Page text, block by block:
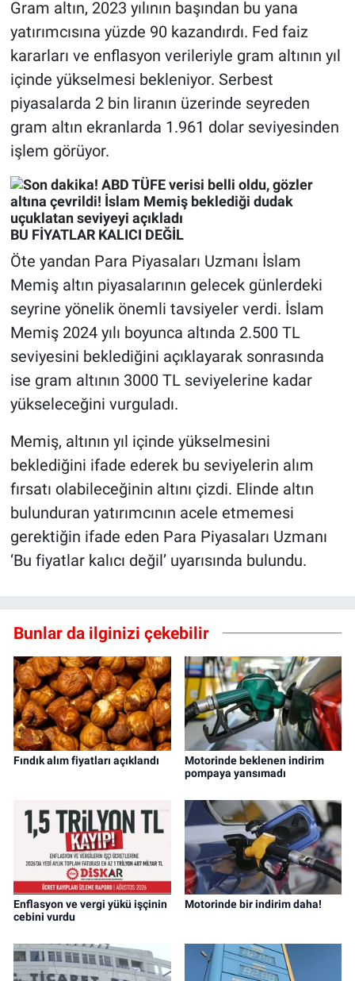
Gram altın, 2023 yılının başından bu yana
yatırımcısına yüzde 90 kazandırdı. Fed faiz
kararları ve enflasyon verileriyle gram altının yıl
içinde yükselmesi bekleniyor. Serbest
piyasalarda 2 bin liranın üzerinde seyreden
gram altın ekranlarda 1.961 dolar seviyesinden
işlem görüyor.
BU FİYATLAR KALICI DEĞİL
Öte yandan Para Piyasaları Uzmanı İslam
Memiş altın piyasalarının gelecek günlerdeki
seyrine yönelik önemli tavsiyeler verdi. İslam
Memiş 2024 yılı boyunca altında 2.500 TL
seviyesini beklediğini açıklayarak sonrasında
ise gram altının 3000 TL seviyelerine kadar
yükseleceğini vurguladı.
Memiş, altının yıl içinde yükselmesini
beklediğini ifade ederek bu seviyelerin alım
fırsatı olabileceğinin altını çizdi. Elinde altın
bulunduran yatırımcının acele etmemesi
gerektiğin ifade eden Para Piyasaları Uzmanı
‘Bu fiyatlar kalıcı değil’ uyarısında bulundu.
Bunlar da ilginizi çekebilir
Fındık alım fiyatları açıklandı
Motorinde beklenen indirim
pompaya yansımadı
Enflasyon ve vergi yükü işçinin
cebini vurdu
Motorinde bir indirim daha!